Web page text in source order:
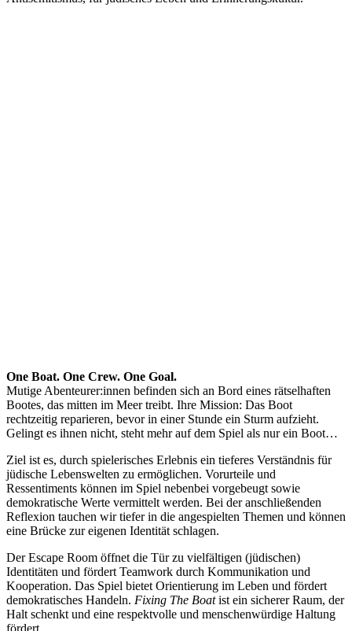
One Boat. One Crew. One Goal.
Mutige Abenteurer:innen befinden sich an Bord eines rätselhaften
Bootes, das mitten im Meer treibt. Ihre Mission: Das Boot
rechtzeitig reparieren, bevor in einer Stunde ein Sturm aufzieht.
Gelingt es ihnen nicht, steht mehr auf dem Spiel als nur ein Boot…
Ziel ist es, durch spielerisches Erlebnis ein tieferes Verständnis für
jüdische Lebenswelten zu ermöglichen. Vorurteile und
Ressentiments können im Spiel nebenbei vorgebeugt sowie
demokratische Werte vermittelt werden. Bei der anschließenden
Reflexion tauchen wir tiefer in die angespielten Themen und können
eine Brücke zur eigenen Identität schlagen.
Der Escape Room öffnet die Tür zu vielfältigen (jüdischen)
Identitäten und fördert Teamwork durch Kommunikation und
Kooperation. Das Spiel bietet Orientierung im Leben und fördert
demokratisches Handeln. Fixing The Boatist ein sicherer Raum, der
Halt schenkt und eine respektvolle und menschenwürdige Haltung
fördert.